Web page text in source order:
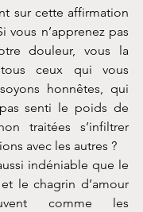
sur cette affirmation
vous n’apprenez pas
douleur, vous la
ceux qui vous
honnêtes, qui
senti le poids de
traitées s’infiltrer
avec les autres ?
indéniable que le
le chagrin d’amour
comme les